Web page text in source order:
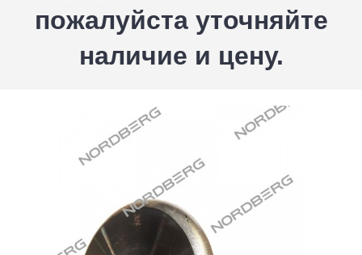
пожалуйста уточняйте
наличие и цену.